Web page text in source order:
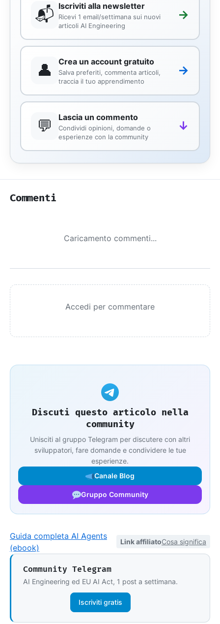
📬 Iscriviti alla newsletter
Ricevi 1 email/settimana sui nuovi
articoli AI Engineering
→
👤 Crea un account gratuito
Salva preferiti, commenta articoli,
traccia il tuo apprendimento
→
💬 Lascia un commento
Condividi opinioni, domande o
esperienze con la community
↓
Commenti
Caricamento commenti...
Accedi per commentare
Discuti questo articolo nella
community
Unisciti al gruppo Telegram per discutere con altri
sviluppatori, fare domande e condividere le tue
esperienze.
Canale Blog
Gruppo Community
Guida completa AI Agents
(ebook)
Link affiliatoCosa significa
Community Telegram
AI Engineering ed EU AI Act, 1 post a settimana.
Iscriviti gratis